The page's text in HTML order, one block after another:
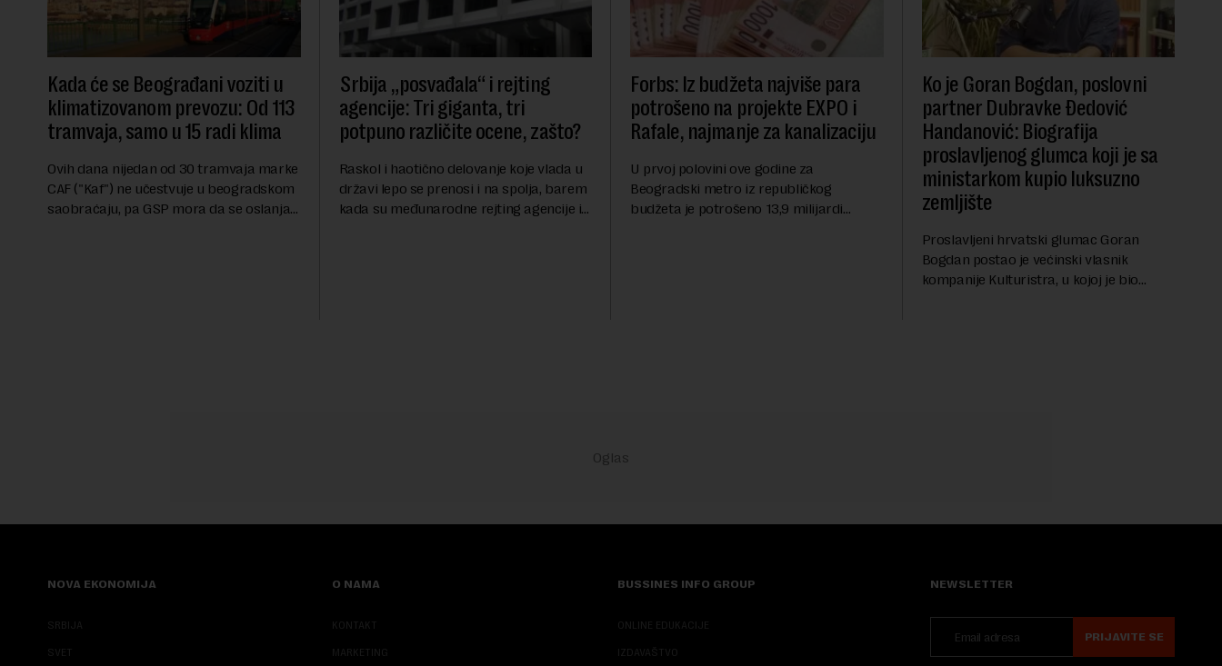
Kada će se Beograđani voziti u
klimatizovanom prevozu: Od 113
tramvaja, samo u 15 radi klima
Ovih dana nijedan od 30 tramvaja marke
CAF ("Kaf") ne učestvuje u beogradskom
saobraćaju, pa GSP mora da se oslanja
Srbija „posvađala“ i rejting
agencije: Tri giganta, tri
potpuno različite ocene, zašto?
Raskol i haotično delovanje koje vlada u
državi lepo se prenosi i na spolja, barem
kada su međunarodne rejting agencije i
Forbs: Iz budžeta najviše para
potrošeno na projekte EXPO i
Rafale, najmanje za kanalizaciju
U prvoj polovini ove godine za
Beogradski metro iz republičkog
budžeta je potrošeno 13,9 milijardi
Ko je Goran Bogdan, poslovni
partner Dubravke Đedović
Handanović: Biografija
proslavljenog glumca koji je sa
ministarkom kupio luksuzno
zemljište
Proslavljeni hrvatski glumac Goran
Bogdan postao je većinski vlasnik
kompanije Kulturistra, u kojoj je bio
NOVA EKONOMIJA
SRBIJA
SVET
O NAMA
KONTAKT
MARKETING
BUSSINES INFO GROUP
ONLINE EDUKACIJE
IZDAVAŠTVO
NEWSLETTER
PRIJAVITE SE